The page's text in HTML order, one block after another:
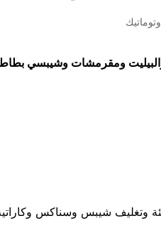
وتغليف شيبس وسناكس